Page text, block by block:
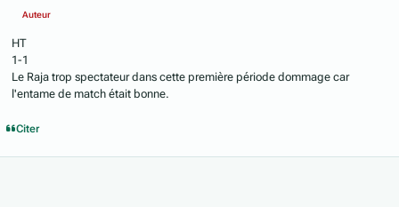
Auteur
HT
1-1
Le Raja trop spectateur dans cette première période dommage car
l'entame de match était bonne.
Citer